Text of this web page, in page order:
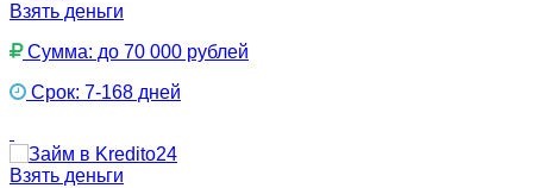
Взять деньги
Сумма: до 70 000 рублей
Срок: 7-168 дней
Взять деньги